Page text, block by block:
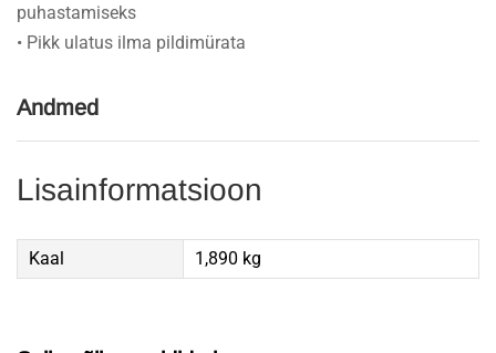
puhastamiseks
• Pikk ulatus ilma pildimürata
Andmed
Lisainformatsioon
Kaal 1,890 kg